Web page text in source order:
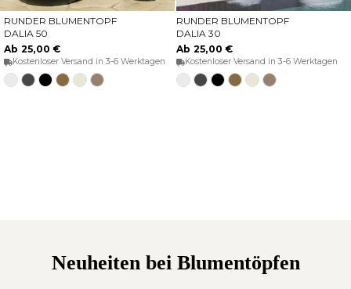
OPTIONEN WÄHLEN
RUNDER BLUMENTOPF
DALIA 50
Ab 25,00 €
Kostenloser Versand in 3-6 Werktagen
Weiss
Anthrazit
Schwarz
Bronze
Opak-
Beige
Taupe
OPTIONEN WÄHLEN
RUNDER BLUMENTOPF
DALIA 30
Ab 25,00 €
Kostenloser Versand in 3-6 Werktagen
Weiss
Anthrazit
Schwarz
Bronze
Opak-
Beige
Taupe
Neuheiten bei Blumentöpfen